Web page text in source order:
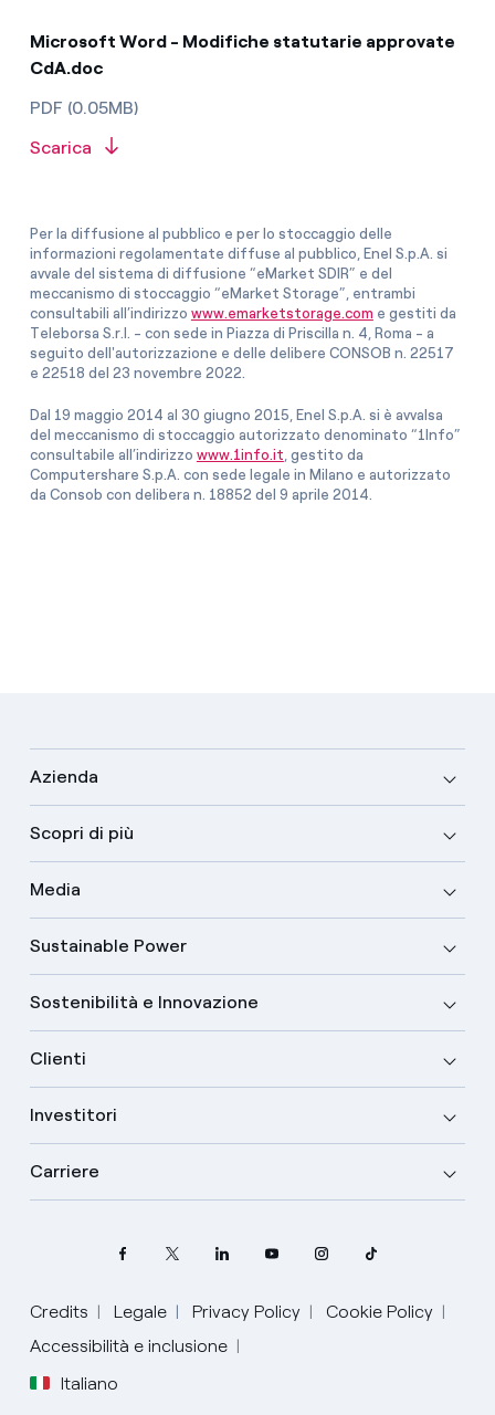
Microsoft Word - Modifiche statutarie approvate
CdA.doc
PDF (0.05MB)
Scarica
Per la diffusione al pubblico e per lo stoccaggio delle
informazioni regolamentate diffuse al pubblico, Enel S.p.A. si
avvale del sistema di diffusione “eMarket SDIR” e del
meccanismo di stoccaggio “eMarket Storage”, entrambi
consultabili all’indirizzo www.emarketstorage.com e gestiti da
Teleborsa S.r.l. - con sede in Piazza di Priscilla n. 4, Roma - a
seguito dell'autorizzazione e delle delibere CONSOB n. 22517
e 22518 del 23 novembre 2022.
Dal 19 maggio 2014 al 30 giugno 2015, Enel S.p.A. si è avvalsa
del meccanismo di stoccaggio autorizzato denominato “1Info”
consultabile all’indirizzo www.1info.it, gestito da
Computershare S.p.A. con sede legale in Milano e autorizzato
da Consob con delibera n. 18852 del 9 aprile 2014.
Azienda
Scopri di più
Media
Sustainable Power
Sostenibilità e Innovazione
Clienti
Investitori
Carriere
Credits Legale Privacy Policy
Cookie Policy
Accessibilità e inclusione
Italiano